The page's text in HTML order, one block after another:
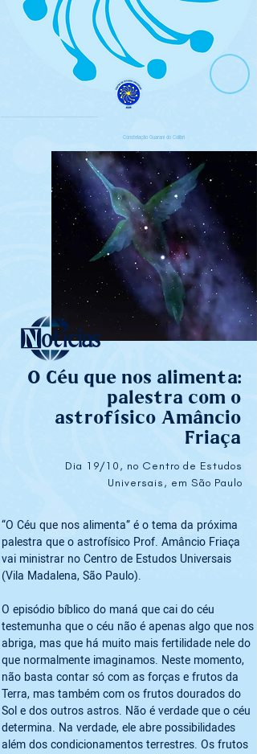
Constelação Guarani do Colibri
O Céu que nos alimenta:
palestra com o
astrofísico Amâncio
Friaça
Dia 19/10, no Centro de Estudos
Universais, em São Paulo
“O Céu que nos alimenta” é o tema da próxima
palestra que o astrofísico Prof. Amâncio Friaça
vai ministrar no Centro de Estudos Universais
(Vila Madalena, São Paulo).
O episódio bíblico do maná que cai do céu
testemunha que o céu não é apenas algo que nos
abriga, mas que há muito mais fertilidade nele do
que normalmente imaginamos. Neste momento,
não basta contar só com as forças e frutos da
Terra, mas também com os frutos dourados do
Sol e dos outros astros. Não é verdade que o céu
determina. Na verdade, ele abre possibilidades
além dos condicionamentos terrestres. Os frutos